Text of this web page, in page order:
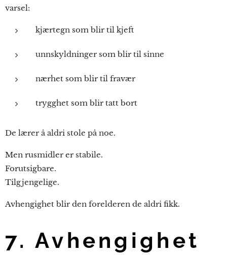
varsel:
kjærtegn som blir til kjeft
unnskyldninger som blir til sinne
nærhet som blir til fravær
trygghet som blir tatt bort
De lærer å aldri stole på noe.
Men rusmidler er stabile.
Forutsigbare.
Tilgjengelige.
Avhengighet blir den forelderen de aldri fikk.
7. Avhengighet